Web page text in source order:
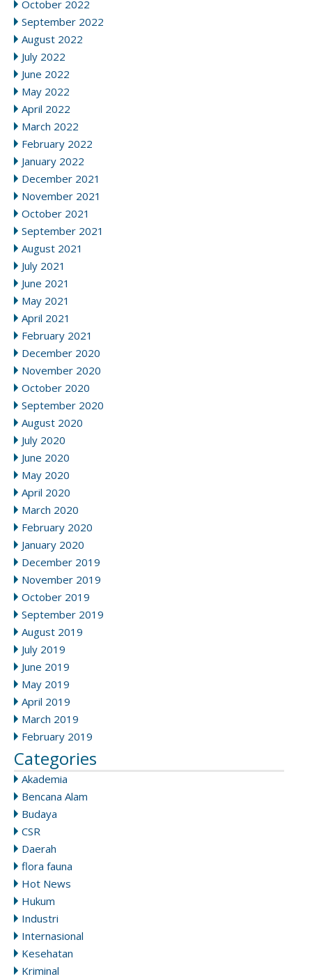
October 2022
September 2022
August 2022
July 2022
June 2022
May 2022
April 2022
March 2022
February 2022
January 2022
December 2021
November 2021
October 2021
September 2021
August 2021
July 2021
June 2021
May 2021
April 2021
February 2021
December 2020
November 2020
October 2020
September 2020
August 2020
July 2020
June 2020
May 2020
April 2020
March 2020
February 2020
January 2020
December 2019
November 2019
October 2019
September 2019
August 2019
July 2019
June 2019
May 2019
April 2019
March 2019
February 2019
Categories
Akademia
Bencana Alam
Budaya
CSR
Daerah
flora fauna
Hot News
Hukum
Industri
Internasional
Kesehatan
Kriminal